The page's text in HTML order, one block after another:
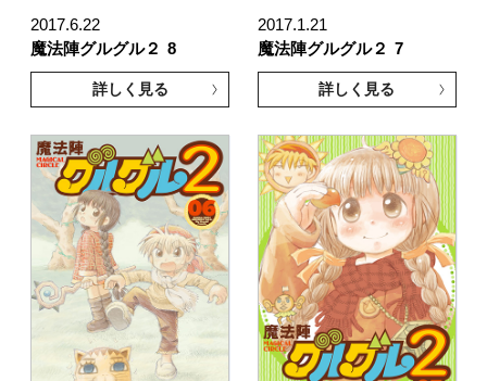
2017.6.22
魔法陣グルグル２ 8
詳しく見る
2017.1.21
魔法陣グルグル２ 7
詳しく見る